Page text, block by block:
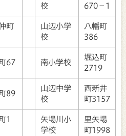
校
670－1
町
山辺小学
校
八幡町
386
67 南小学校
堀込町
2719
89
山辺中学
校
西新井
町3157
1
矢場川小
学校
里矢場
町1998